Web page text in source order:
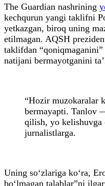
The Guardian nashrining
kechqurun yangi taklifni
yetkazgan, biroq uning
etilmagan. AQSH
taklifdan
natijani bermayotganini
“Hozir muzokaralar
bermayapti. Tanlov
qilish, yo kelishuvga
jurnalistlarga.
Uning so‘zlariga ko‘ra,
bo‘lmagan talablar”ni